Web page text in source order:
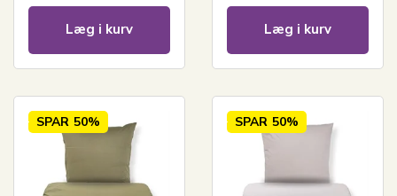
Læg i kurv Læg i kurv
SPAR 50% SPAR 50%